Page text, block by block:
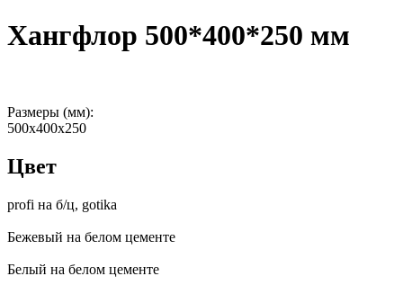
Хангфлор 500*400*250 мм
Размеры (мм):
500х400х250
Цвет
profi на б/ц, gotika
Бежевый на белом цементе
Белый на белом цементе